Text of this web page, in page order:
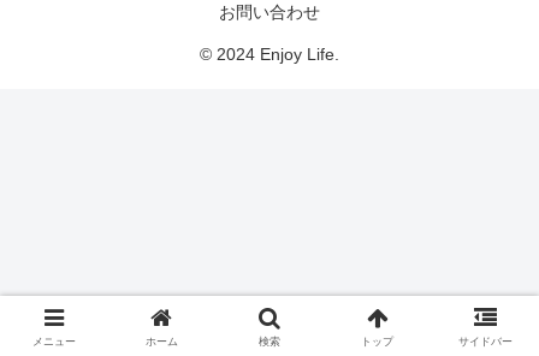
お問い合わせ
© 2024 Enjoy Life.
メニュー ホーム 検索 トップ サイドバー